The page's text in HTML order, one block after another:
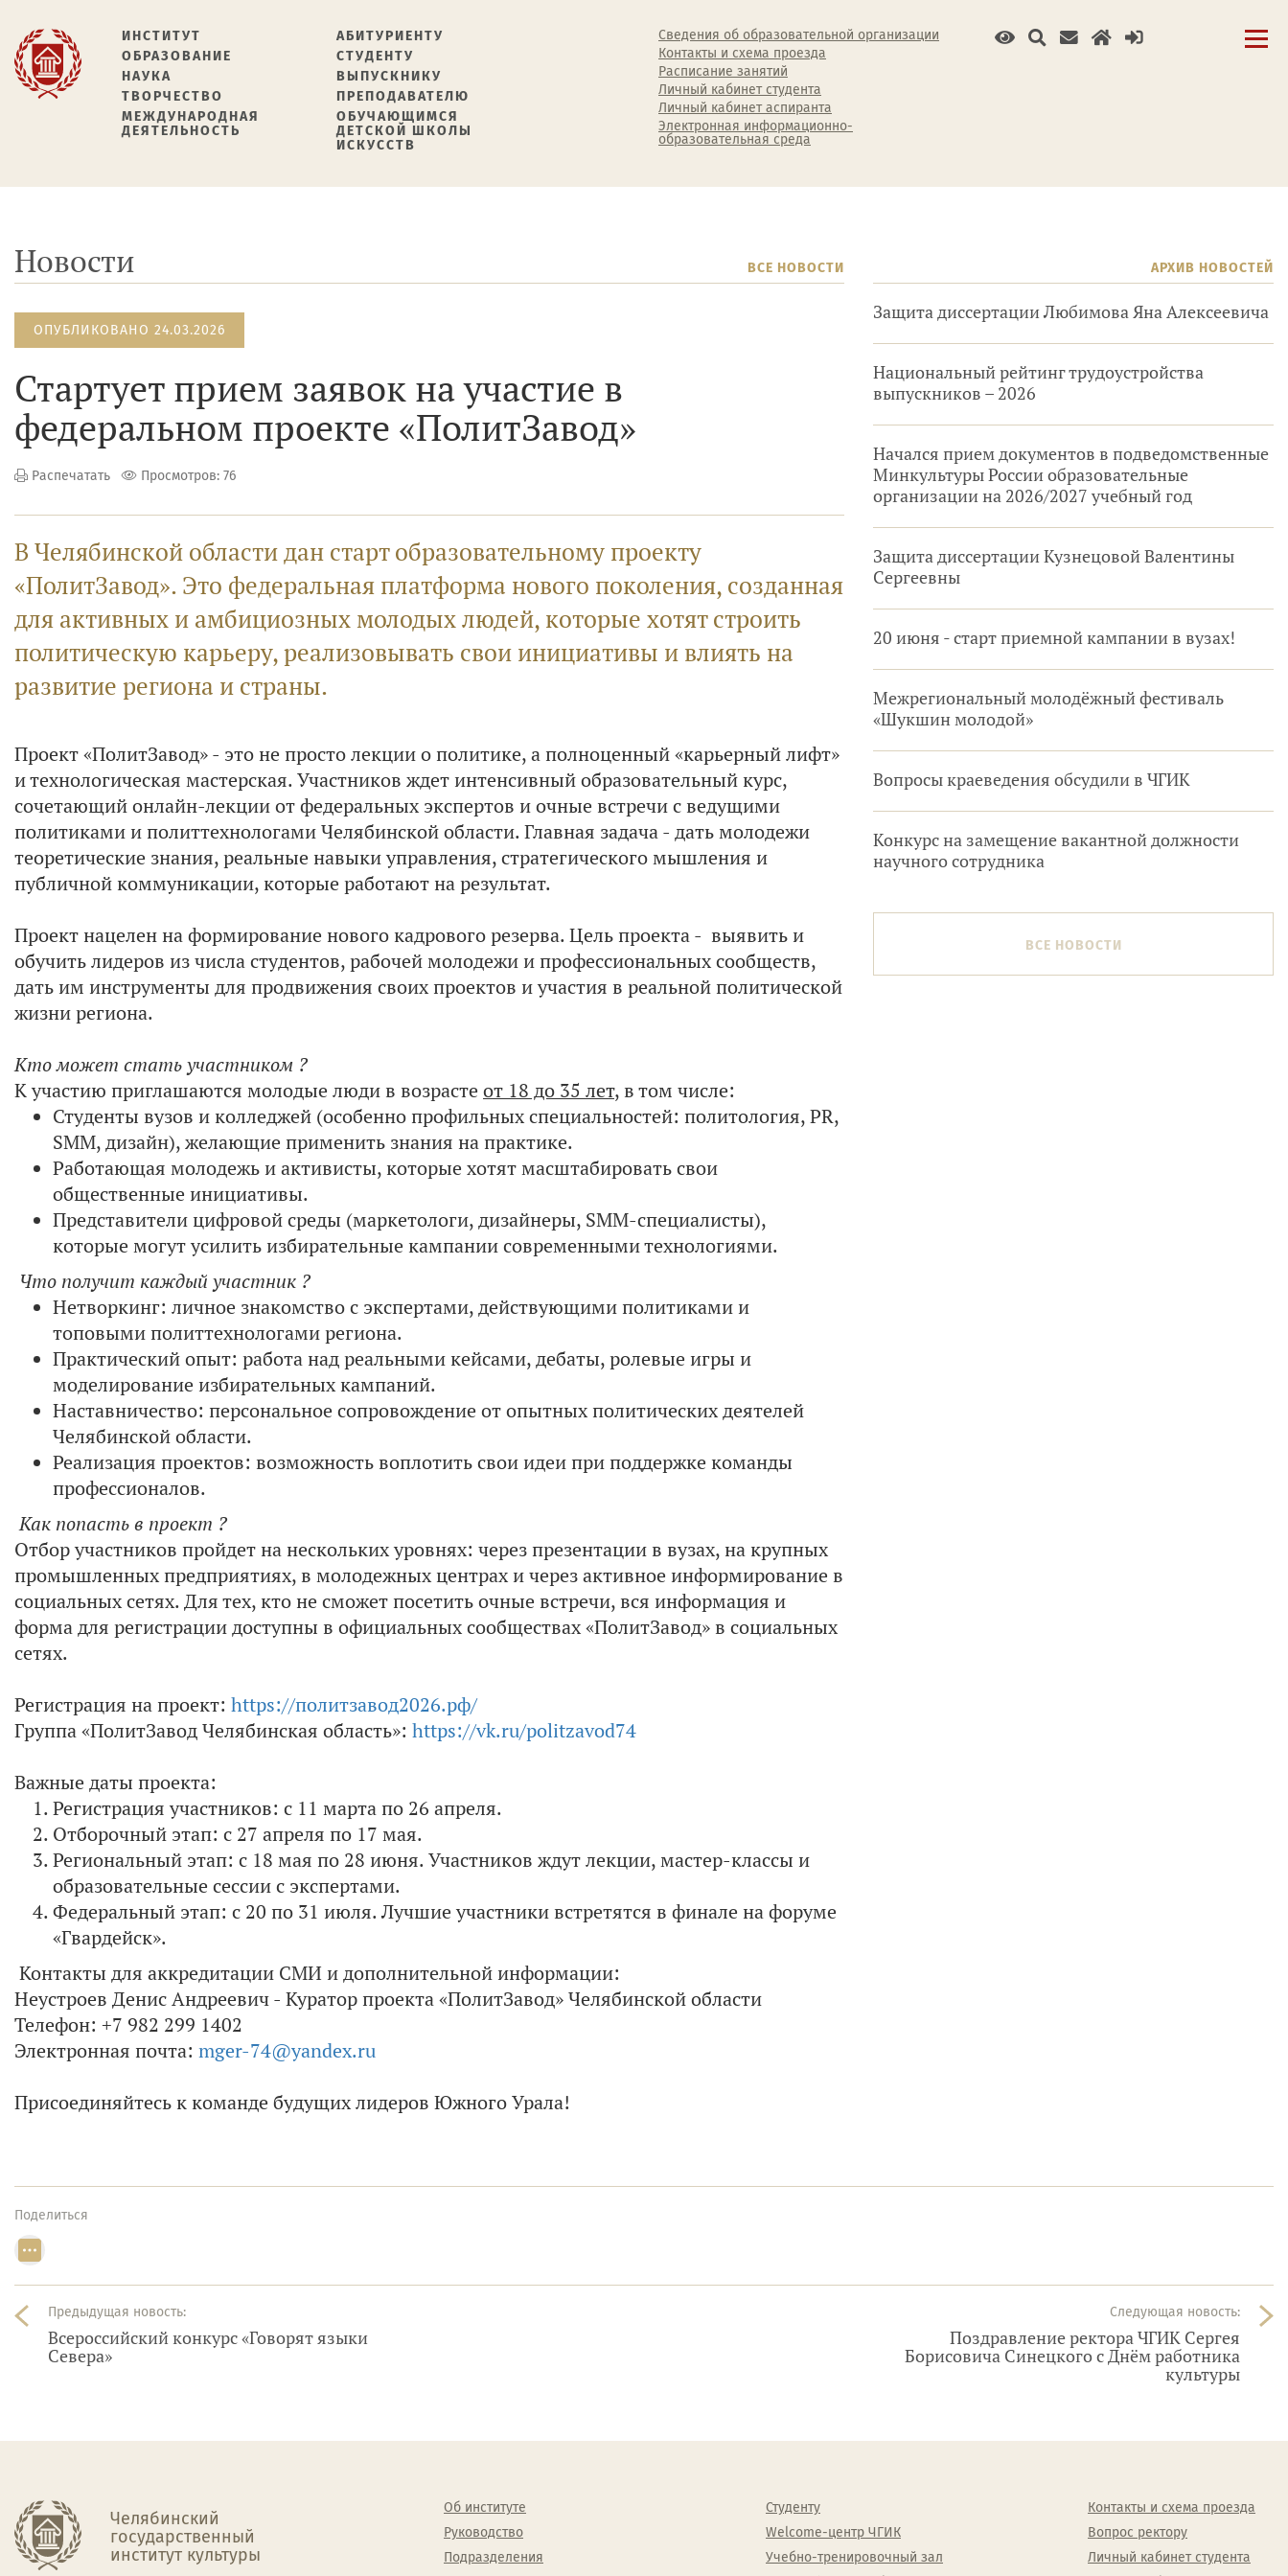
ИНСТИТУТ
ОБРАЗОВАНИЕ
НАУКА
ТВОРЧЕСТВО
МЕЖДУНАРОДНАЯ
ДЕЯТЕЛЬНОСТЬ
АБИТУРИЕНТУ
СТУДЕНТУ
ВЫПУСКНИКУ
ПРЕПОДАВАТЕЛЮ
ОБУЧАЮЩИМСЯ
ДЕТСКОЙ ШКОЛЫ
ИСКУССТВ
Сведения об образовательной организации
Контакты и схема проезда
Расписание занятий
Личный кабинет студента
Личный кабинет аспиранта
Электронная информационно-
образовательная среда
Новости ВСЕ НОВОСТИ
ОПУБЛИКОВАНО 24.03.2026
Стартует прием заявок на участие в
федеральном проекте «ПолитЗавод»
Распечатать Просмотров: 76
В Челябинской области дан старт образовательному проекту
«ПолитЗавод». Это федеральная платформа нового поколения, созданная
для активных и амбициозных молодых людей, которые хотят строить
политическую карьеру, реализовывать свои инициативы и влиять на
развитие региона и страны.
Проект «ПолитЗавод» - это не просто лекции о политике, а полноценный «карьерный лифт»
и технологическая мастерская. Участников ждет интенсивный образовательный курс,
сочетающий онлайн-лекции от федеральных экспертов и очные встречи с ведущими
политиками и политтехнологами Челябинской области. Главная задача - дать молодежи
теоретические знания, реальные навыки управления, стратегического мышления и
публичной коммуникации, которые работают на результат.
Проект нацелен на формирование нового кадрового резерва. Цель проекта - выявить и
обучить лидеров из числа студентов, рабочей молодежи и профессиональных сообществ,
дать им инструменты для продвижения своих проектов и участия в реальной политической
жизни региона.
Кто может стать участником ?
К участию приглашаются молодые люди в возрасте от 18 до 35 лет, в том числе:
Студенты вузов и колледжей (особенно профильных специальностей: политология, PR,
SMM, дизайн), желающие применить знания на практике.
Работающая молодежь и активисты, которые хотят масштабировать свои
общественные инициативы.
Представители цифровой среды (маркетологи, дизайнеры, SMM-специалисты),
которые могут усилить избирательные кампании современными технологиями.
Что получит каждый участник ?
Нетворкинг: личное знакомство с экспертами, действующими политиками и
топовыми политтехнологами региона.
Практический опыт: работа над реальными кейсами, дебаты, ролевые игры и
моделирование избирательных кампаний.
Наставничество: персональное сопровождение от опытных политических деятелей
Челябинской области.
Реализация проектов: возможность воплотить свои идеи при поддержке команды
профессионалов.
Как попасть в проект ?
Отбор участников пройдет на нескольких уровнях: через презентации в вузах, на крупных
промышленных предприятиях, в молодежных центрах и через активное информирование в
социальных сетях. Для тех, кто не сможет посетить очные встречи, вся информация и
форма для регистрации доступны в официальных сообществах «ПолитЗавод» в социальных
сетях.
Регистрация на проект: https://политзавод2026.рф/
Группа «ПолитЗавод Челябинская область»: https://vk.ru/politzavod74
Важные даты проекта:
Регистрация участников: с 11 марта по 26 апреля.
Отборочный этап: с 27 апреля по 17 мая.
Региональный этап: с 18 мая по 28 июня. Участников ждут лекции, мастер-классы и
образовательные сессии с экспертами.
Федеральный этап: с 20 по 31 июля. Лучшие участники встретятся в финале на форуме
«Гвардейск».
Контакты для аккредитации СМИ и дополнительной информации:
Неустроев Денис Андреевич - Куратор проекта «ПолитЗавод» Челябинской области
Телефон: +7 982 299 1402
Электронная почта: mger-74@yandex.ru
Присоединяйтесь к команде будущих лидеров Южного Урала!
АРХИВ НОВОСТЕЙ
Защита диссертации Любимова Яна Алексеевича
Национальный рейтинг трудоустройства
выпускников – 2026
Начался прием документов в подведомственные
Минкультуры России образовательные
организации на 2026/2027 учебный год
Защита диссертации Кузнецовой Валентины
Сергеевны
20 июня - старт приемной кампании в вузах!
Межрегиональный молодёжный фестиваль
«Шукшин молодой»
Вопросы краеведения обсудили в ЧГИК
Конкурс на замещение вакантной должности
научного сотрудника
ВСЕ НОВОСТИ
Поделиться
Предыдущая новость:
Всероссийский конкурс «Говорят языки
Севера»
Следующая новость:
Поздравление ректора ЧГИК Сергея
Борисовича Синецкого с Днём работника
культуры
Челябинский
государственный
институт культуры
Об институте
Руководство
Подразделения
Студенту
Welcome-центр ЧГИК
Учебно-тренировочный зал
Контакты и схема проезда
Вопрос ректору
Личный кабинет студента